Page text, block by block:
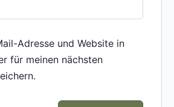
Adresse und Website in
für meinen nächsten